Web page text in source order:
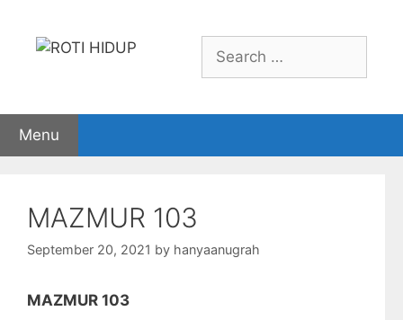
content
Search
for:
Menu
MAZMUR 103
September 20, 2021 by hanyaanugrah
MAZMUR 103